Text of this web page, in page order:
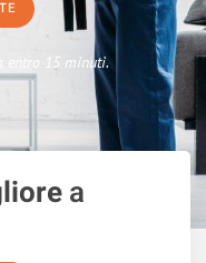
entro 15 minuti.
a